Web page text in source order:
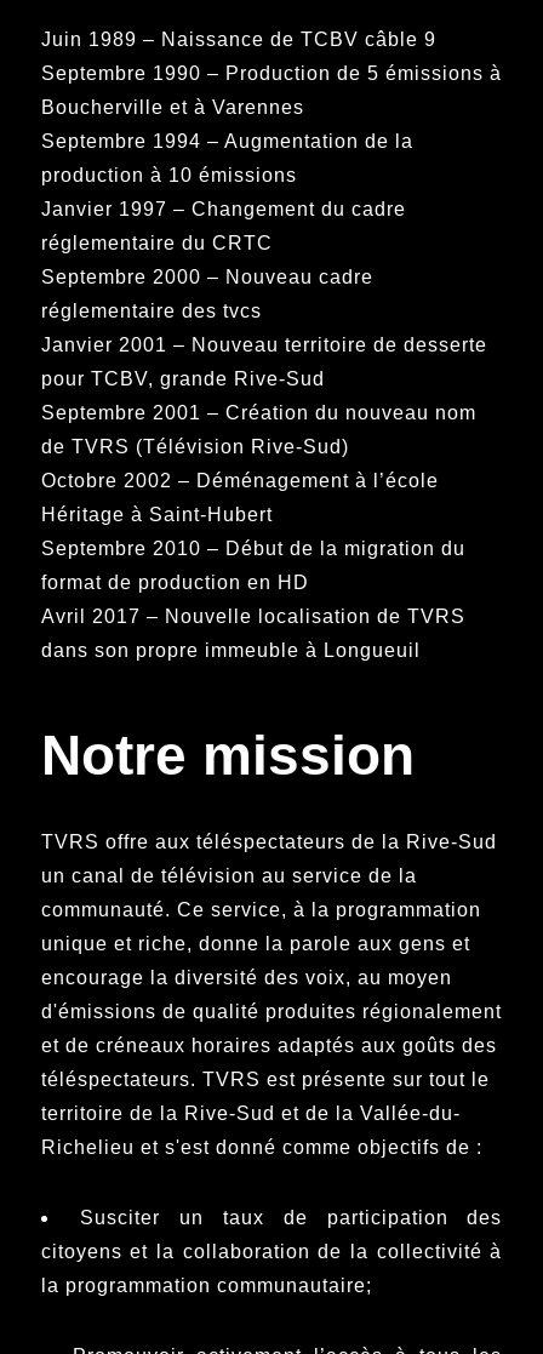
Juin 1989 – Naissance de TCBV câble 9
Septembre 1990 – Production de 5 émissions à
Boucherville et à Varennes
Septembre 1994 – Augmentation de la
production à 10 émissions
Janvier 1997 – Changement du cadre
réglementaire du CRTC
Septembre 2000 – Nouveau cadre
réglementaire des tvcs
Janvier 2001 – Nouveau territoire de desserte
pour TCBV, grande Rive-Sud
Septembre 2001 – Création du nouveau nom
de TVRS (Télévision Rive-Sud)
Octobre 2002 – Déménagement à l’école
Héritage à Saint-Hubert
Septembre 2010 – Début de la migration du
format de production en HD
Avril 2017 – Nouvelle localisation de TVRS
dans son propre immeuble à Longueuil
Notre mission
TVRS offre aux téléspectateurs de la Rive-Sud
un canal de télévision au service de la
communauté. Ce service, à la programmation
unique et riche, donne la parole aux gens et
encourage la diversité des voix, au moyen
d'émissions de qualité produites régionalement
et de créneaux horaires adaptés aux goûts des
téléspectateurs. TVRS est présente sur tout le
territoire de la Rive-Sud et de la Vallée-du-
Richelieu et s'est donné comme objectifs de :
Susciter un taux de participation des
citoyens et la collaboration de la collectivité à
la programmation communautaire;